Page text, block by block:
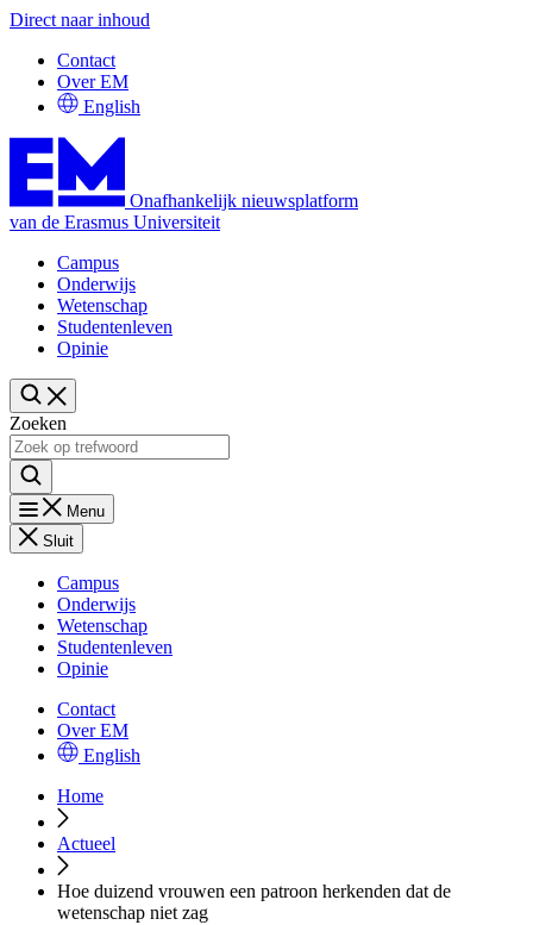
Direct naar inhoud
Contact
Over EM
English
Onafhankelijk nieuwsplatform
van de Erasmus Universiteit
Campus
Onderwijs
Wetenschap
Studentenleven
Opinie
Zoeken
Menu
Sluit
Campus
Onderwijs
Wetenschap
Studentenleven
Opinie
Contact
Over EM
English
Home
Actueel
Hoe duizend vrouwen een patroon herkenden dat de
wetenschap niet zag